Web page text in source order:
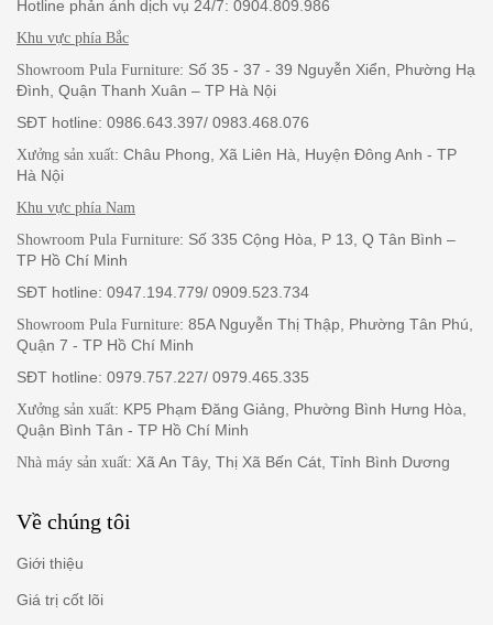
Hotline phản ánh dịch vụ 24/7: 0904.809.986
Khu vực phía Bắc
Showroom Pula Furniture: Số 35 - 37 - 39 Nguyễn Xiển, Phường Hạ
Đình, Quận Thanh Xuân – TP Hà Nội
SĐT hotline: 0986.643.397/ 0983.468.076
Xưởng sản xuất: Châu Phong, Xã Liên Hà, Huyện Đông Anh - TP
Hà Nội
Khu vực phía Nam
Showroom Pula Furniture: Số 335 Cộng Hòa, P 13, Q Tân Bình –
TP Hồ Chí Minh
SĐT hotline: 0947.194.779/ 0909.523.734
Showroom Pula Furniture: 85A Nguyễn Thị Thập, Phường Tân Phú,
Quận 7 - TP Hồ Chí Minh
SĐT hotline: 0979.757.227/ 0979.465.335
Xưởng sản xuất: KP5 Phạm Đăng Giảng, Phường Bình Hưng Hòa,
Quận Bình Tân - TP Hồ Chí Minh
Nhà máy sản xuất: Xã An Tây, Thị Xã Bến Cát, Tỉnh Bình Dương
Về chúng tôi
Giới thiệu
Giá trị cốt lõi